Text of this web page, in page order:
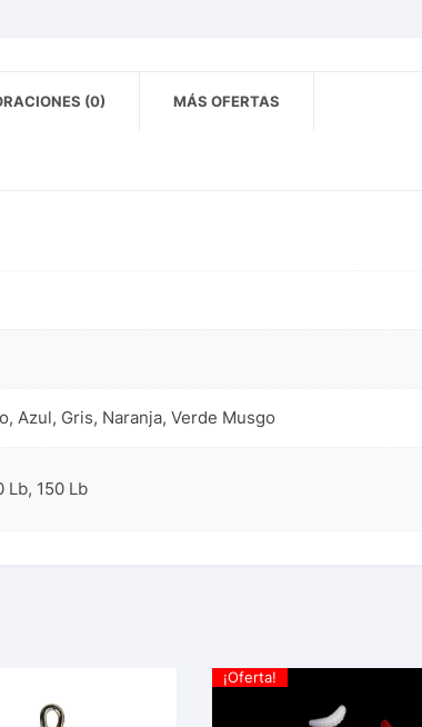
(0) MÁS OFERTAS
Azul, Gris, Naranja, Verde Musgo
Lb, 150 Lb
¡Oferta!